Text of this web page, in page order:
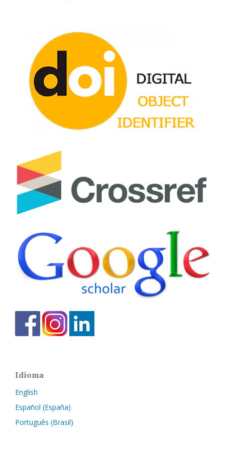
Idioma
English
Español (España)
Português (Brasil)